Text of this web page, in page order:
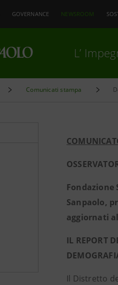
GOVERNANCE NEWSROOM
L’
Comunicati stampa
Fondazione
Sanpaolo,
aggiornati
IL REPORT
Il Distretto